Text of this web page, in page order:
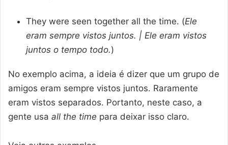
They were seen together all the time. (Ele
eram sempre vistos juntos. | Ele eram vistos
juntos o tempo todo.)
No exemplo acima, a ideia é dizer que um grupo de
amigos eram sempre vistos juntos. Raramente
eram vistos separados. Portanto, neste caso, a
gente usa all the time para deixar isso claro.